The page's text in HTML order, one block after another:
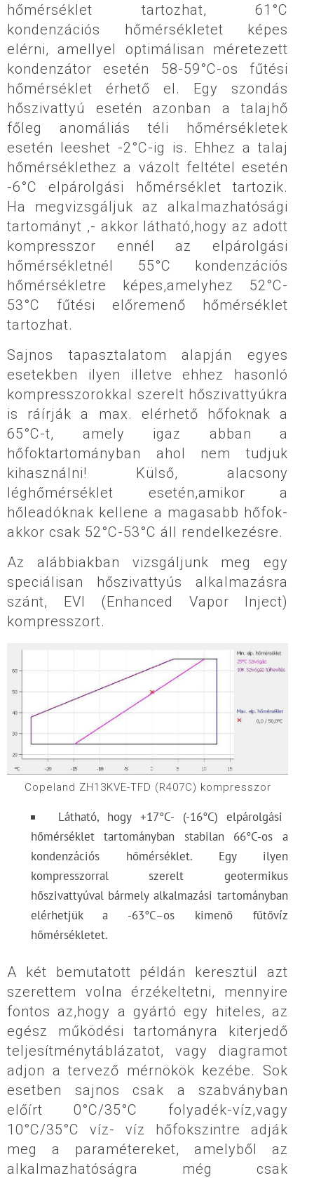
hőmérséklet tartozhat, 61°C
kondenzációs hőmérsékletet képes
elérni, amellyel optimálisan méretezett
kondenzátor esetén 58-59°C-os fűtési
hőmérséklet érhető el. Egy szondás
hőszivattyú esetén azonban a talajhő
főleg anomáliás téli hőmérsékletek
esetén leeshet -2°C-ig is. Ehhez a talaj
hőmérséklethez a vázolt feltétel esetén
-6°C elpárolgási hőmérséklet tartozik.
Ha megvizsgáljuk az alkalmazhatósági
tartományt ,- akkor látható,hogy az adott
kompresszor ennél az elpárolgási
hőmérsékletnél 55°C kondenzációs
hőmérsékletre képes,amelyhez 52°C-
53°C fűtési előremenő hőmérséklet
tartozhat.
Sajnos tapasztalatom alapján egyes
esetekben ilyen illetve ehhez hasonló
kompresszorokkal szerelt hőszivattyúkra
is ráírják a max. elérhető hőfoknak a
65°C-t, amely igaz abban a
hőfoktartományban ahol nem tudjuk
kihasználni! Külső, alacsony
léghőmérséklet esetén,amikor a
hőleadóknak kellene a magasabb hőfok-
akkor csak 52°C-53°C áll rendelkezésre.
Az alábbiakban vizsgáljunk meg egy
speciálisan hőszivattyús alkalmazásra
szánt, EVI (Enhanced Vapor Inject)
kompresszort.
Copeland ZH13KVE-TFD (R407C) kompresszor
Látható, hogy +17°C- (-16°C) elpárolgási
hőmérséklet tartományban stabilan 66°C-os a
kondenzációs hőmérséklet. Egy ilyen
kompresszorral szerelt geotermikus
hőszivattyúval bármely alkalmazási tartományban
elérhetjük a -63°C–os kimenő fűtővíz
hőmérsékletet.
A két bemutatott példán keresztül azt
szerettem volna érzékeltetni, mennyire
fontos az,hogy a gyártó egy hiteles, az
egész működési tartományra kiterjedő
teljesítménytáblázatot, vagy diagramot
adjon a tervező mérnökök kezébe. Sok
esetben sajnos csak a szabványban
előírt 0°C/35°C folyadék-víz,vagy
10°C/35°C víz- víz hőfokszintre adják
meg a paramétereket, amelyből az
alkalmazhatóságra még csak